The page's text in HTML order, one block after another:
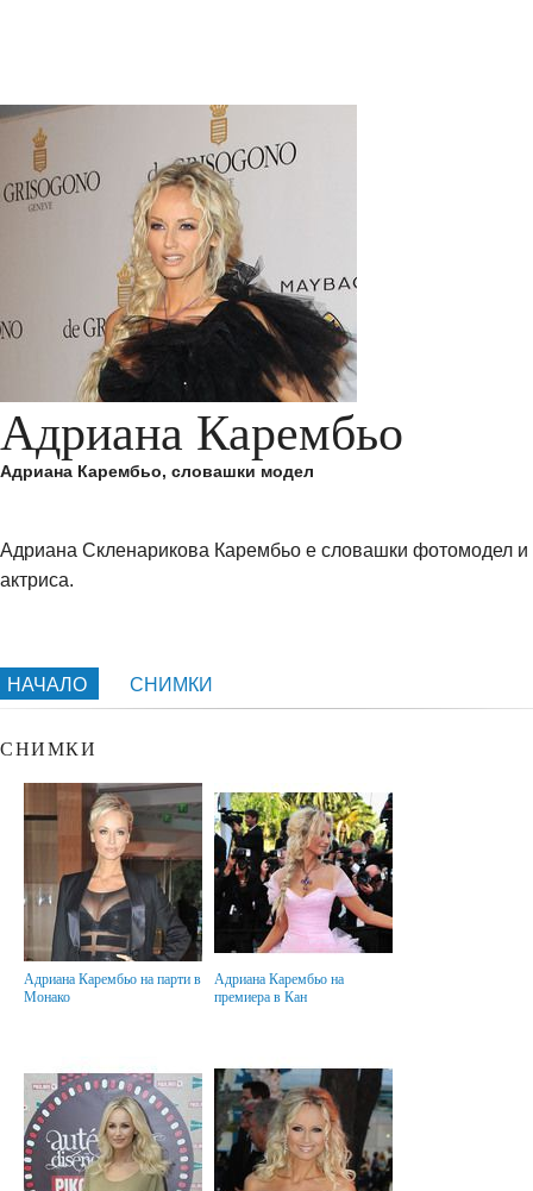
Адриана Карембьо
Адриана Карембьо, словашки модел
Адриана Скленарикова Карембьо е словашки фотомодел и
актриса.
НАЧАЛО СНИМКИ
СНИМКИ
Адриана Карембьо на парти в
Монако
Адриана Карембьо на
премиера в Кан